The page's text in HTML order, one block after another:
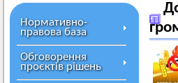
Нормативно-
правова база
Обговорення
проєктів рішень